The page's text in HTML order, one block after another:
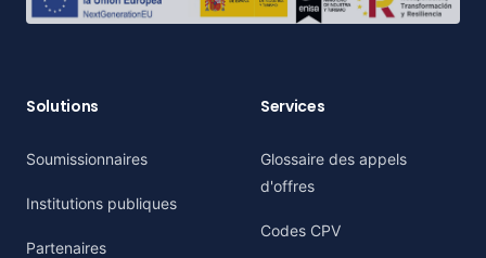
Solutions
Soumissionnaires
Institutions publiques
Partenaires
Services
Glossaire des appels
d'offres
Codes CPV